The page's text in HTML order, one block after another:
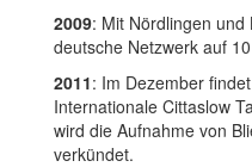
2009: Mit Nördlingen
deutsche Netzwerk auf
2011: Im Dezember
Internationale Cittaslow
wird die Aufnahme von
verkündet.